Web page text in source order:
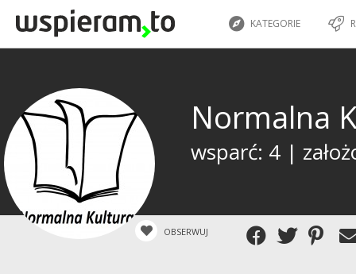
KATEGORIE
Normalna
wsparć: 4 |
OBSERWUJ